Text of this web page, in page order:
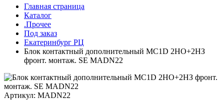
Главная страница
Каталог
.Прочее
Под заказ
Екатеринбург РЦ
Блок контактный дополнительный MC1D 2НО+2НЗ
фронт. монтаж. SE MADN22
Артикул: MADN22